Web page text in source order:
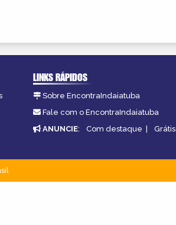
LINKS RÁPIDOS
Sobre EncontraIndaiatuba
Fale com o EncontraIndaiatuba
ANUNCIE: Com destaque | Grátis